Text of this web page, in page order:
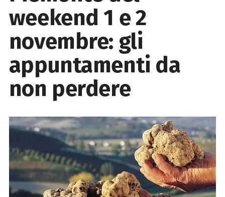
weekend 1 e 2
novembre: gli
appuntamenti da
non perdere